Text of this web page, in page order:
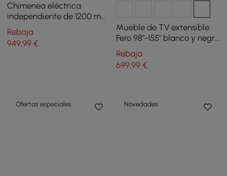
Chimenea eléctrica
independiente de 1200 mm,
1500 W, 5 engranajes, LED
3D, efecto de llama LED
Rebaja
949,99 €
Mueble de TV extensible
Fero 98"-155" blanco y negro
con estantería y luz LED
Rebaja
699,99€
Ofertas especiales Novedades